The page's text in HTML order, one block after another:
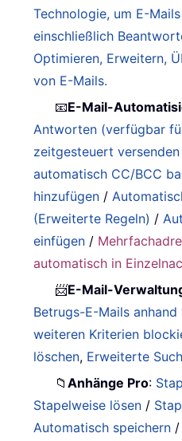
Technologie, um E-
einschließlich
Optimieren, Erweitern,
von E-Mails.
📧E-Mail-
Antworten (verfügbar
zeitgesteuert versenden
automatisch CC/BCC
hinzufügen /
(Erweiterte Regeln) /
einfügen /
automatisch in
📨E-Mail-
Betrugs-E-Mails
weiteren Kriterien
löschen, Erweiterte
📁Anhänge Pro:
Stapelweise lösen /
Automatisch speichern